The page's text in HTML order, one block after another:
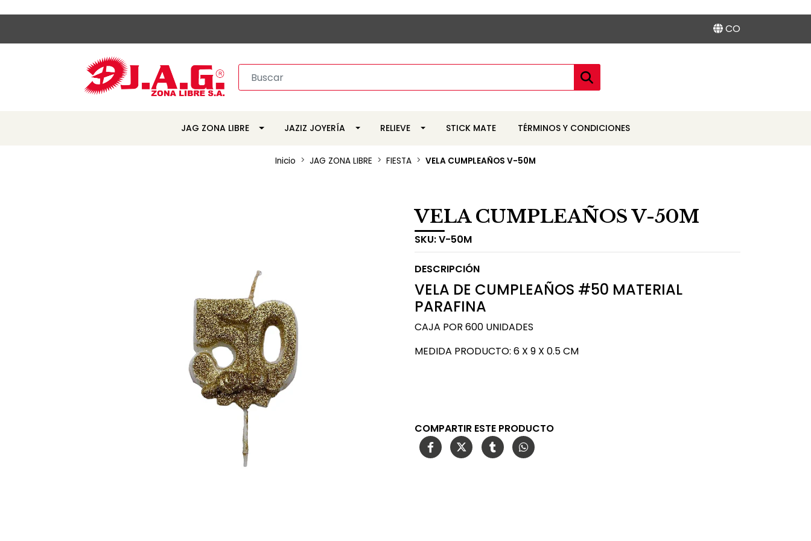
CO
JAG ZONA LIBRE JAZIZ JOYERÍA RELIEVE STICK MATE TÉRMINOS Y CONDICIONES
Inicio JAG ZONA LIBRE FIESTA VELA CUMPLEAÑOS V-50M
VELA CUMPLEAÑOS V-50M
SKU:V-50M
DESCRIPCIÓN
VELA DE CUMPLEAÑOS #50 MATERIAL
PARAFINA
CAJA POR 600 UNIDADES
MEDIDA PRODUCTO: 6 X 9 X 0.5 CM
COMPARTIR ESTE PRODUCTO